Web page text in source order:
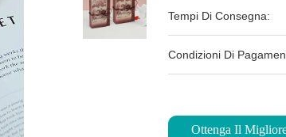
Tempi Di Consegna:
Condizioni Di
Ottenga Il